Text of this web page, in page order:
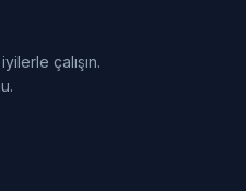
çalışın.